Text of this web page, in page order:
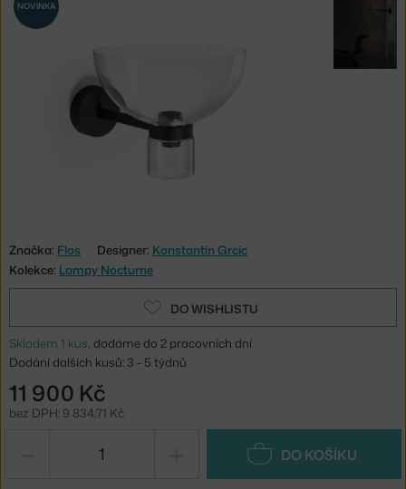
NOVINKA
Značka: Flos Designer: Konstantin Grcic
Kolekce: Lampy Nocturne
DO WISHLISTU
Skladem 1 kus, dodáme do 2 pracovních dní
Dodání dalších kusů: 3 - 5 týdnů
11 900 Kč
bez DPH: 9 834,71 Kč
DO KOŠÍKU